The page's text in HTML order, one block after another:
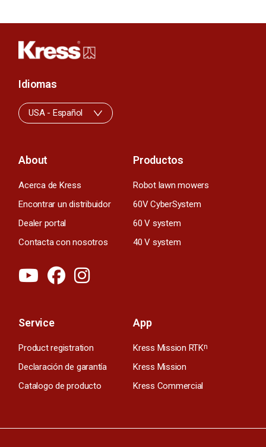
About
Acerca de Kress
Encontrar un distribuidor
Dealer portal
Contacta con nosotros
Productos
Robot lawn mowers
60V CyberSystem
60 V system
40 V system
Service
Product registration
Declaración de garantía
Catalogo de producto
App
Kress Mission RTKn
Kress Mission
Kress Commercial
Idiomas
USA - Español